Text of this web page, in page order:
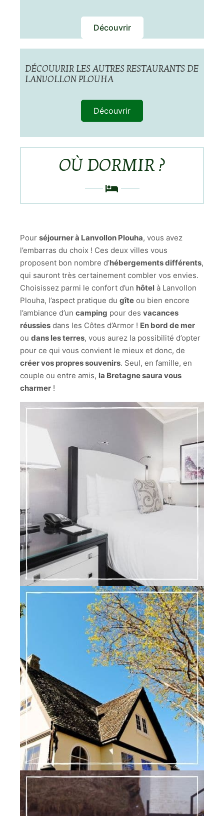
Découvrir
DÉCOUVRIR LES AUTRES RESTAURANTS DE
LANVOLLON PLOUHA
Découvrir
OÙ DORMIR ?
Pour séjourner à Lanvollon Plouha, vous avez
l’embarras du choix ! Ces deux villes vous
proposent bon nombre d’hébergements différents,
qui sauront très certainement combler vos envies.
Choisissez parmi le confort d’un hôtel à Lanvollon
Plouha, l’aspect pratique du gîte ou bien encore
l’ambiance d’un camping pour des vacances
réussies dans les Côtes d’Armor ! En bord de mer
ou dans les terres, vous aurez la possibilité d’opter
pour ce qui vous convient le mieux et donc, de
créer vos propres souvenirs. Seul, en famille, en
couple ou entre amis, la Bretagne saura vous
charmer !